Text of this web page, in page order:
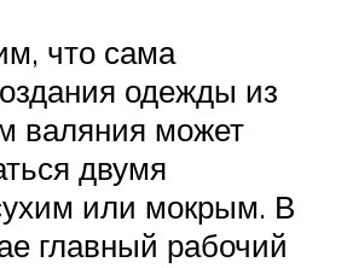
что сама
одежды из
валяния может
двумя
или мокрым. В
главный рабочий